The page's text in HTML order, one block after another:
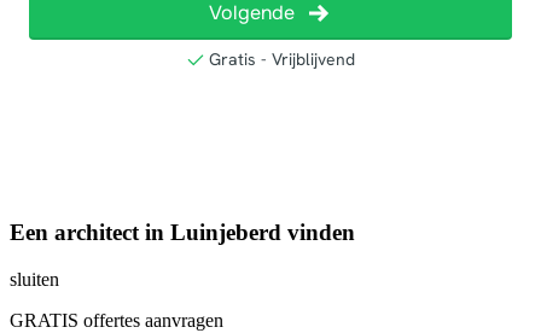
Een architect in Luinjeberd vinden
sluiten
GRATIS offertes aanvragen